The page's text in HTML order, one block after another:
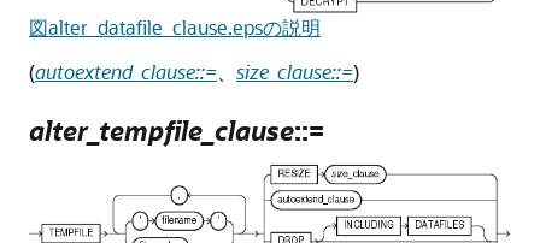
図alter_datafile_clause.epsの説明
(autoextend_clause::= size_clause::=)
alter_tempfile_clause::=